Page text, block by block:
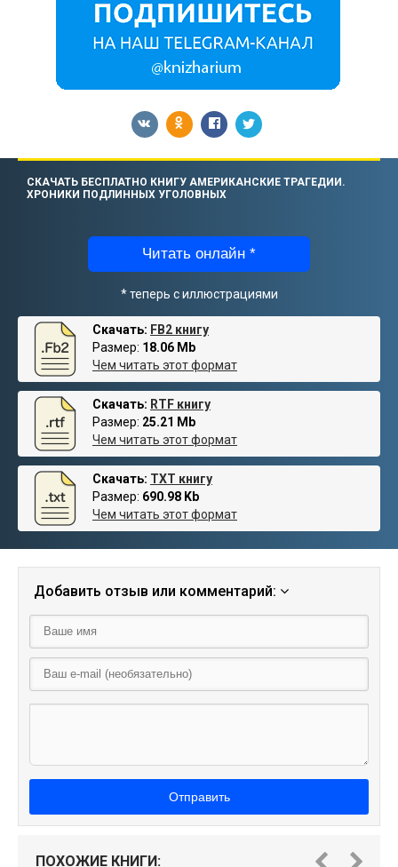
СКАЧАТЬ БЕСПЛАТНО КНИГУ АМЕРИКАНСКИЕ ТРАГЕДИИ.
ХРОНИКИ ПОДЛИННЫХ УГОЛОВНЫХ
Читать онлайн *
* теперь с иллюстрациями
Скачать: FB2 книгу
Размер: 18.06 Mb
Чем читать этот формат
Скачать: RTF книгу
Размер: 25.21 Mb
Чем читать этот формат
Скачать: TXT книгу
Размер: 690.98 Kb
Чем читать этот формат
Добавить отзыв или комментарий:
Отправить
ПОХОЖИЕ КНИГИ: